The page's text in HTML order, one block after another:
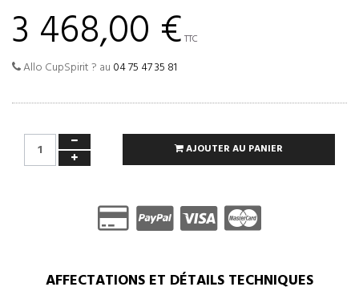
3 468,00 € TTC
Allo CupSpirit ? au 04 75 47 35 81
AJOUTER AU PANIER
AFFECTATIONS ET DÉTAILS TECHNIQUES